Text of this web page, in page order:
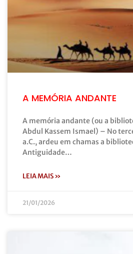
A MEMÓRIA ANDANTE
A memória andante (ou a
Abdul Kassem Ismael) – No
a.C., ardeu em chamas a
Antiguidade…
LEIA MAIS »
21/01/2026